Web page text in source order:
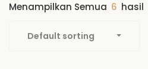
Menampilkan Semua 6 hasil
Default sorting